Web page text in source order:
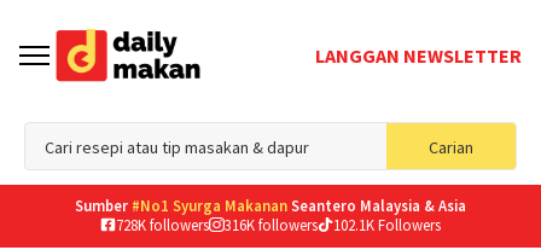
LANGGAN NEWSLETTER
Carian
for:
Sumber #No1 Syurga MakananSeantero Malaysia & Asia
728K followers
316K followers 102.1K Followers